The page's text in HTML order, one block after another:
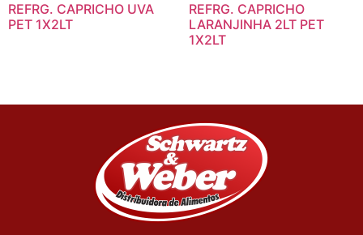
REFRG. CAPRICHO UVA
PET 1X2LT
REFRG. CAPRICHO
LARANJINHA 2LT PET
1X2LT